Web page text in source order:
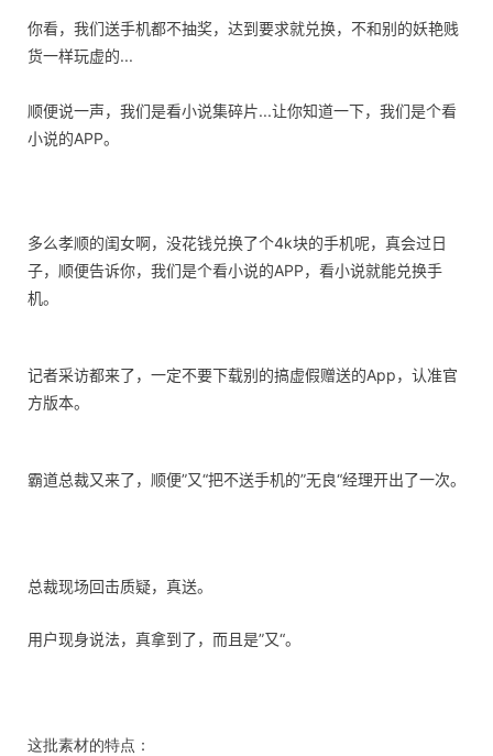
你看，我们送手机都不抽奖，达到要求就兑换，不和别的妖艳贱
货一样玩虚的...
顺便说一声，我们是看小说集碎片...让你知道一下，我们是个看
小说的APP。
多么孝顺的闺女啊，没花钱兑换了个4k块的手机呢，真会过日
子，顺便告诉你，我们是个看小说的APP，看小说就能兑换手
机。
记者采访都来了，一定不要下载别的搞虚假赠送的App，认准官
方版本。
霸道总裁又来了，顺便”又“把不送手机的”无良“经理开出了一次。
总裁现场回击质疑，真送。
用户现身说法，真拿到了，而且是”又“。
这批素材的特点：